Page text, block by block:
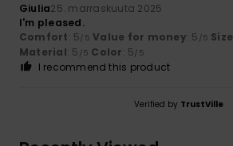
Giulia25. marraskuuta 2025
I'm pleased.
Comfort: 5/5 Value for money: 5 /5 Size
Material: 5 /5 Color: 5/5
I recommend this product
Verified by TrustVille